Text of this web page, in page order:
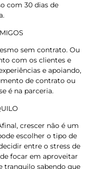
com 30 dias de
sem contrato. Ou
com os clientes e
e apoiando,
de contrato ou
é na parceria.
crescer não é um
escolher o tipo de
entre o stress de
focar em aproveitar
tranquilo sabendo que